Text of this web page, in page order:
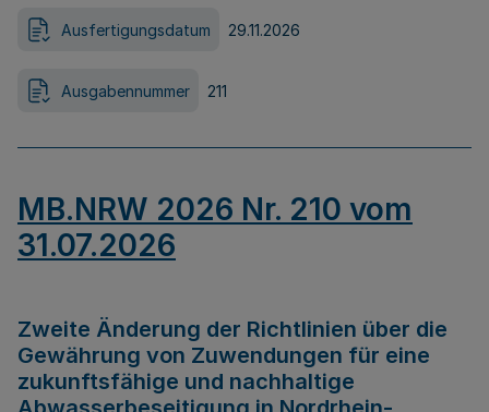
Ausfertigungsdatum 29.11.2026
Ausgabennummer 211
MB.NRW 2026 Nr. 210 vom
31.07.2026
Zweite Änderung der Richtlinien über die
Gewährung von Zuwendungen für eine
zukunftsfähige und nachhaltige